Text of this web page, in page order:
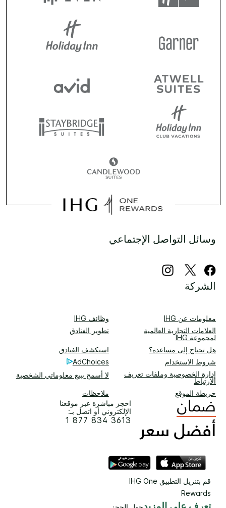
وسائل التواصل الإجتماعي
الشركة
معلومات عن IHG
وظائف IHG
العلامات التجارية العالمية
لمجموعة IHG
تطوير الفنادق
هل تحتاج إلى مساعدة؟
استكشف الفنادق
شروط الاستخدام
AdChoices
إدارة الخصوصية وملفات تعريف
الارتباط
لا أسمح ببيع معلوماتي الشخصية
خريطة الموقع
ملاحظات
احجز مباشرة عبر موقعنا
الإلكتروني أو اتصل بـ:
1 877 834 3613
قم بتنزيل التطبيق IHG One
Rewards